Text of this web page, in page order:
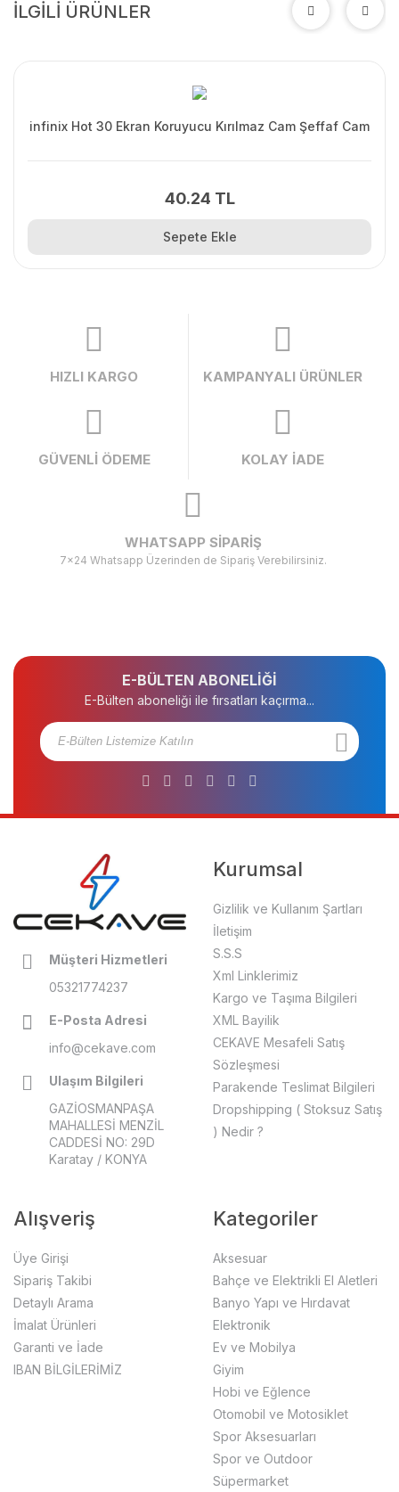
İLGİLİ ÜRÜNLER
infinix Hot 30 Ekran Koruyucu Kırılmaz Cam Şeffaf Cam
40.24 TL
Sepete Ekle
HIZLI KARGO KAMPANYALI ÜRÜNLER
GÜVENLİ ÖDEME KOLAY İADE
WHATSAPP SİPARİŞ
7x24 Whatsapp Üzerinden de Sipariş Verebilirsiniz.
E-BÜLTEN ABONELİĞİ
E-Bülten aboneliği ile fırsatları kaçırma...
Müşteri Hizmetleri
05321774237
E-Posta Adresi
info@cekave.com
Ulaşım Bilgileri
GAZİOSMANPAŞA
MAHALLESİ MENZİL
CADDESİ NO: 29D
Karatay / KONYA
Kurumsal
Gizlilik ve Kullanım Şartları
İletişim
S.S.S
Xml Linklerimiz
Kargo ve Taşıma Bilgileri
XML Bayilik
CEKAVE Mesafeli Satış
Sözleşmesi
Parakende Teslimat Bilgileri
Dropshipping ( Stoksuz Satış
) Nedir ?
Alışveriş
Üye Girişi
Sipariş Takibi
Detaylı Arama
İmalat Ürünleri
Garanti ve İade
IBAN BİLGİLERİMİZ
Kategoriler
Aksesuar
Bahçe ve Elektrikli El Aletleri
Banyo Yapı ve Hırdavat
Elektronik
Ev ve Mobilya
Giyim
Hobi ve Eğlence
Otomobil ve Motosiklet
Spor Aksesuarları
Spor ve Outdoor
Süpermarket